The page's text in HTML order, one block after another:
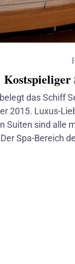
das Schiff
2015. Luxus-
Suiten sind alle
Spa-Bereich